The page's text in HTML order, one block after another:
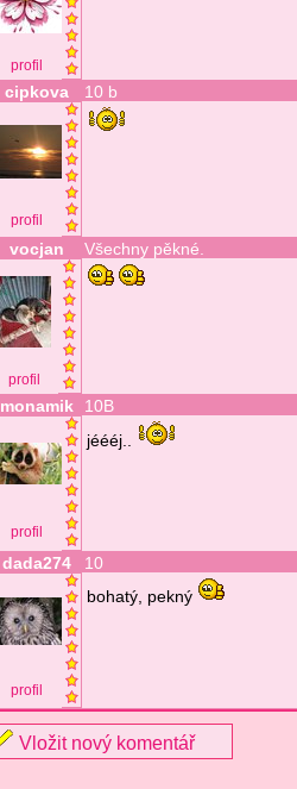
profil
cipkova 10 b
profil
vocjan Všechny pěkné.
profil
monamik 10B
profil
jéééj..
dada274 10
profil
bohatý, pekný
Vložit nový komentář